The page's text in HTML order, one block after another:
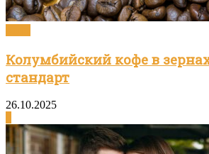
Колумбийский кофе в
стандарт
26.10.2025